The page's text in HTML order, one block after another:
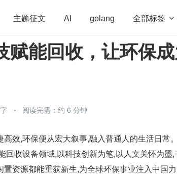
主题征文 AI golang 全部标签 
算法 学习方法 Web3.0 高
赋能回收，让环保
阅读完需：约 6 分钟
效,环保便从宏大叙事,融入普通人的生活日常
回收设备领域,以科技创新为笔,以人文关怀为墨,
资源都能重获新生,为全球环保事业注入中国力